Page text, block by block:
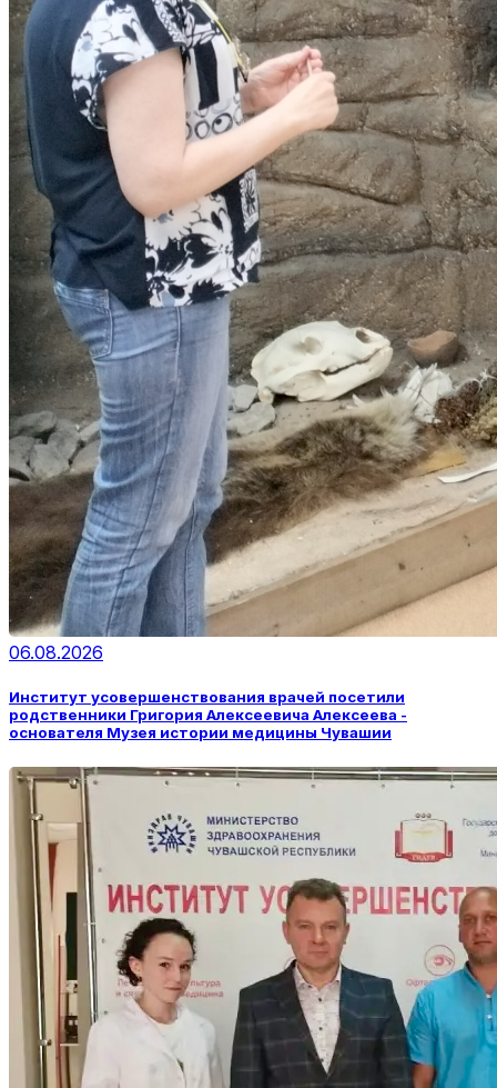
06.08.2026
Институт усовершенствования врачей посетили
родственники Григория Алексеевича Алексеева -
основателя Музея истории медицины Чувашии